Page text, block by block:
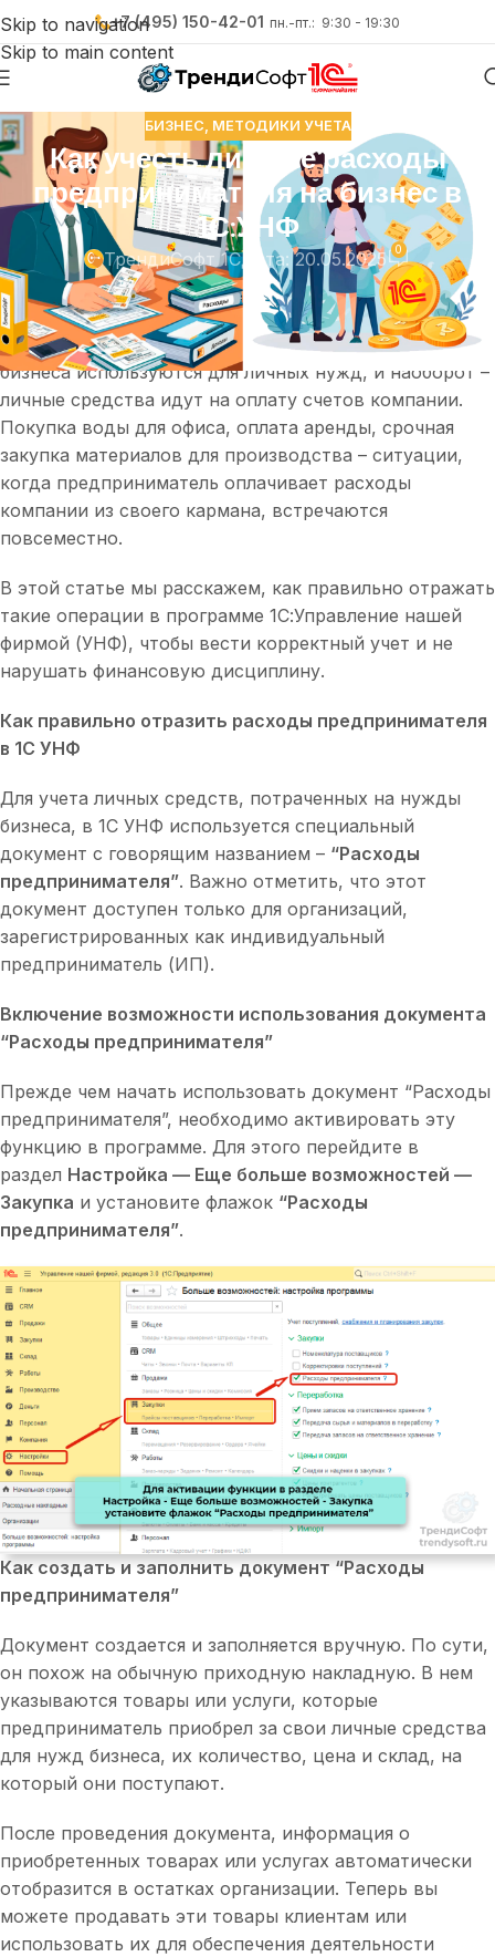
Skip to navigation
Skip to main content
+7 (495) 150-42-01 пн.-пт.: 9:30 - 19:30
БИЗНЕС, МЕТОДИКИ УЧЕТА
Как учесть личные расходы
предпринимателя на бизнес в
1С:УНФ
ТрендиСофт 1СДата: 20.05.2025 0
Многие владельцы малого бизнеса на старте своего
дела часто смешивают личные финансы и средства
компании. Это обычная практика, когда деньги
бизнеса используются для личных нужд, и наоборот –
личные средства идут на оплату счетов компании.
Покупка воды для офиса, оплата аренды, срочная
закупка материалов для производства – ситуации,
когда предприниматель оплачивает расходы
компании из своего кармана, встречаются
повсеместно.
В этой статье мы расскажем, как правильно отражать
такие операции в программе 1С:Управление нашей
фирмой (УНФ), чтобы вести корректный учет и не
нарушать финансовую дисциплину.
Как правильно отразить расходы предпринимателя
в 1С УНФ
Для учета личных средств, потраченных на нужды
бизнеса, в 1С УНФ используется специальный
документ с говорящим названием – “Расходы
предпринимателя”. Важно отметить, что этот
документ доступен только для организаций,
зарегистрированных как индивидуальный
предприниматель (ИП).
Включение возможности использования документа
“Расходы предпринимателя”
Прежде чем начать использовать документ “Расходы
предпринимателя”, необходимо активировать эту
функцию в программе. Для этого перейдите в
раздел Настройка — Еще больше возможностей —
Закупка и установите флажок “Расходы
предпринимателя”.
Как создать и заполнить документ “Расходы
предпринимателя”
Документ создается и заполняется вручную. По сути,
он похож на обычную приходную накладную. В нем
указываются товары или услуги, которые
предприниматель приобрел за свои личные средства
для нужд бизнеса, их количество, цена и склад, на
который они поступают.
После проведения документа, информация о
приобретенных товарах или услугах автоматически
отобразится в остатках организации. Теперь вы
можете продавать эти товары клиентам или
использовать их для обеспечения деятельности